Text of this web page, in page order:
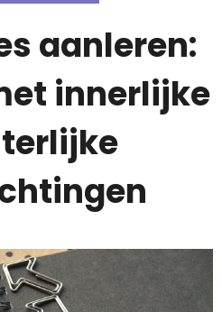
aanleren:
innerlijke